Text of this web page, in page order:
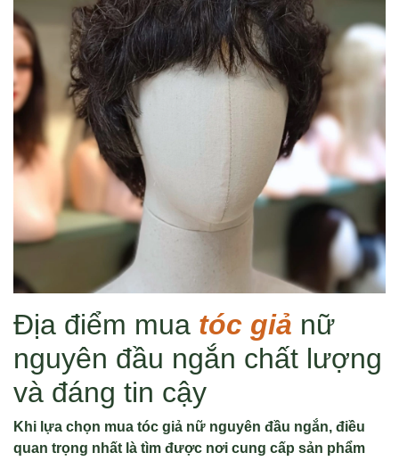
Địa điểm mua tóc giả nữ
nguyên đầu ngắn chất lượng
và đáng tin cậy
Khi lựa chọn mua tóc giả nữ nguyên đầu ngắn, điều
quan trọng nhất là tìm được nơi cung cấp sản phẩm